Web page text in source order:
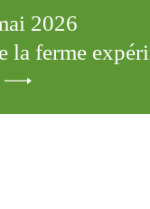
2026
la ferme